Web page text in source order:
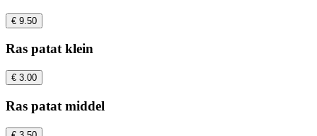
€ 9.50
Ras patat klein
€ 3.00
Ras patat middel